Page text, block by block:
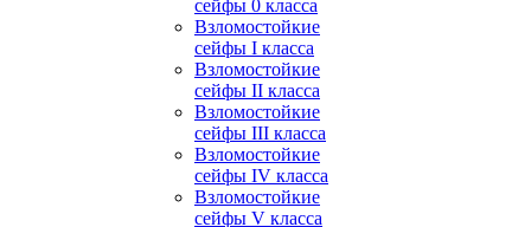
сейфы 0 класса
Взломостойкие
сейфы I класса
Взломостойкие
сейфы II класса
Взломостойкие
сейфы III класса
Взломостойкие
сейфы IV класса
Взломостойкие
сейфы V класса